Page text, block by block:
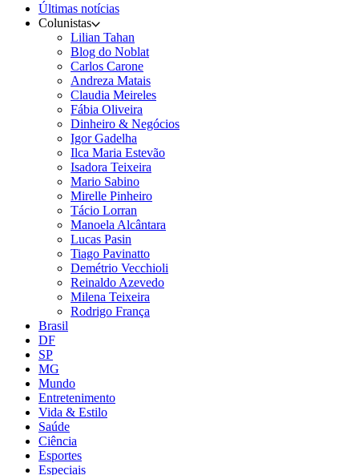
Últimas notícias
Colunistas
Lilian Tahan
Blog do Noblat
Carlos Carone
Andreza Matais
Claudia Meireles
Fábia Oliveira
Dinheiro & Negócios
Igor Gadelha
Ilca Maria Estevão
Isadora Teixeira
Mario Sabino
Mirelle Pinheiro
Tácio Lorran
Manoela Alcântara
Lucas Pasin
Tiago Pavinatto
Demétrio Vecchioli
Reinaldo Azevedo
Milena Teixeira
Rodrigo França
Brasil
DF
SP
MG
Mundo
Entretenimento
Vida & Estilo
Saúde
Ciência
Esportes
Especiais